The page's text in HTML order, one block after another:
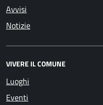
Avvisi
Notizie
VIVERE IL COMUNE
Luoghi
Eventi